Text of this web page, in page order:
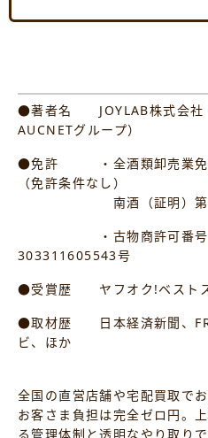
●著者名 JOYLAB株式会社
AUCNETグループ）
●免許 ・全酒類卸売業免許
（免許条件なし）
南酒（証明）第4号
・古物商許可番号 東
303311605543号
●受賞歴 ヤフオク!ベストス
●取材歴 日本経済新聞、
ビ、ほか
全国の直営店舗や宅配買取で
お客さま負担は完全ゼロ円。
る管理体制と透明なやり取り